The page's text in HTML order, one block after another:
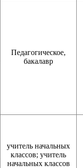
Педагогическое,
бакалавр
учитель начальных
классов; учитель
начальных классов